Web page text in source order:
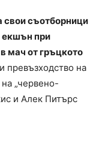
свои съотборници
екшън при
мач от гръцкото
превъзходство на
„червено-
и Алек Питърс